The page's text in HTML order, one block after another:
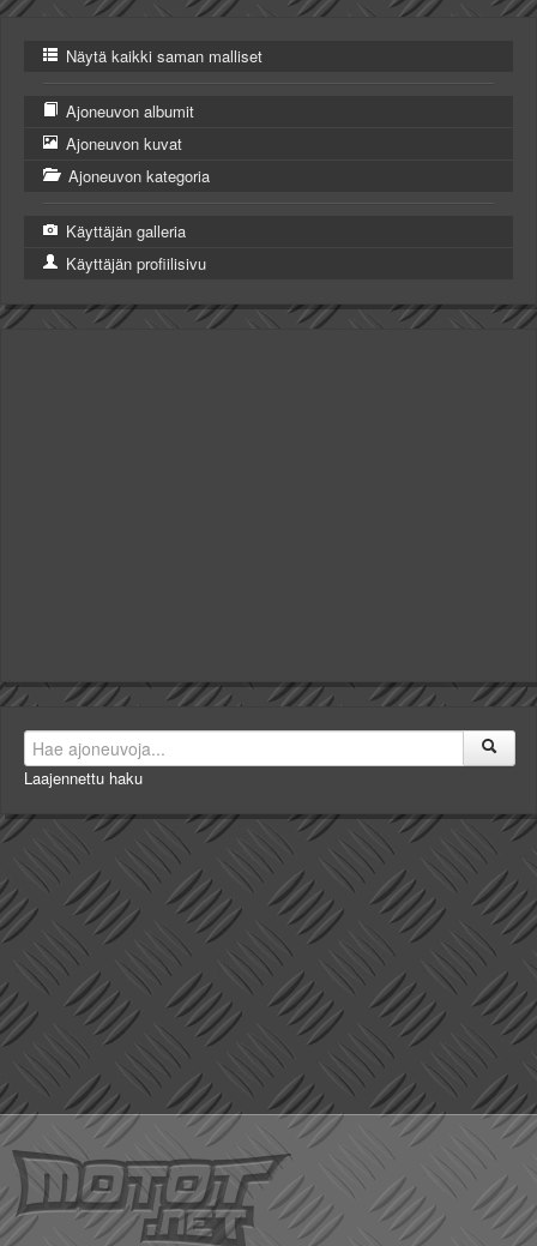
Näytä kaikki saman malliset
Ajoneuvon albumit
Ajoneuvon kuvat
Ajoneuvon kategoria
Käyttäjän galleria
Käyttäjän profiilisivu
Laajennettu haku